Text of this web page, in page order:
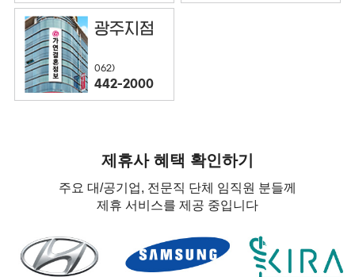
광주지점
062)
442-2000
제휴사 혜택 확인하기
주요 대/공기업, 전문직 단체 임직원 분들께
제휴 서비스를 제공 중입니다